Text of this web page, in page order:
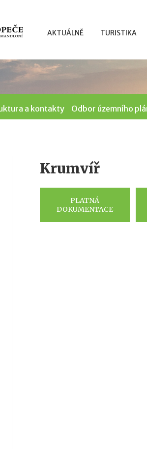
AKTUÁLNĚ TURISTIKA
a kontakty Odbor územního
Krumvíř
PLATNÁ
DOKUMENTACE